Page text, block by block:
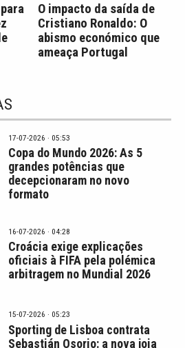
O impacto da saída de
Cristiano Ronaldo: O
abismo económico que
ameaça Portugal
17-07-2026 · 05:53
Copa do Mundo 2026: As 5
grandes potências que
decepcionaram no novo
formato
16-07-2026 · 04:28
Croácia exige explicações
oficiais à FIFA pela polémica
arbitragem no Mundial 2026
15-07-2026 · 05:23
Sporting de Lisboa contrata
Sebastián Osorio: a nova joia